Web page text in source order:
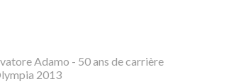
Adamo - 50 ans de carrière
2013